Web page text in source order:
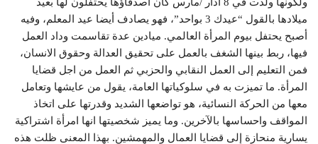
ميلادها بالقول “عيدك 3 بواحد”، فهو يصادف أيضا عيد المعلم، وفيه
أصبح يحتفل بيوم المرأة العالمي. ميادين عدة تقاسمت وداد العمل
فيها، ربط بينها الشغف بالعمل على تحقيق العدالة وحقوق الانسان،
فمن التعليم إلى العمل النقابي والحزبي ثم العمل من اجل قضايا
المرأة. ما تميزت به في سلوكياتها العامة، يقول من عايشها وتعامل
معها من الحركة النسائية، هو تواضعها الشديد وقدرتها على اتخاذ
المواقف واحساسها بالآخرين. وما يميز شخصيتها انها امرأة اشتراكية
يسارية منحازة إلى قضايا العمال والمهمشين. بهذا المعنى ظلت هذه